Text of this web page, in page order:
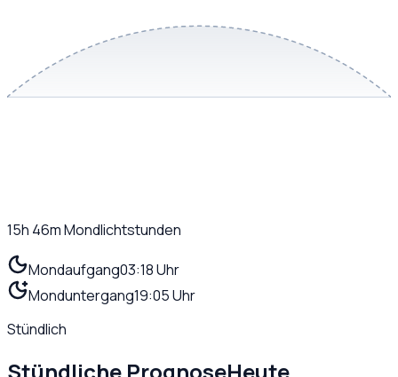
15h 46mMondlichtstunden
Mondaufgang03:18 Uhr
Monduntergang19:05 Uhr
Stündlich